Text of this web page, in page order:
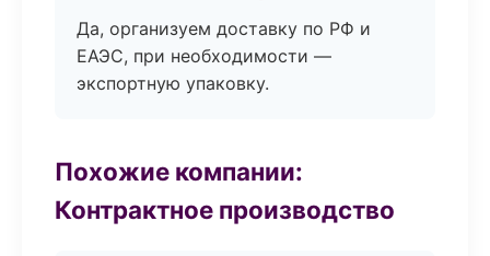
Да, организуем доставку по РФ и
ЕАЭС, при необходимости —
экспортную упаковку.
Похожие компании:
Контрактное производство